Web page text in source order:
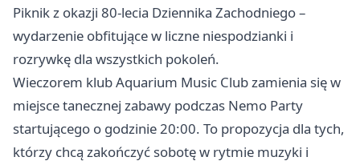
Piknik z okazji 80-lecia Dziennika Zachodniego –
wydarzenie obfitujące w liczne niespodzianki i
rozrywkę dla wszystkich pokoleń.
Wieczorem klub Aquarium Music Club zamienia się w
miejsce tanecznej zabawy podczas Nemo Party
startującego o godzinie 20:00. To propozycja dla tych,
którzy chcą zakończyć sobotę w rytmie muzyki i